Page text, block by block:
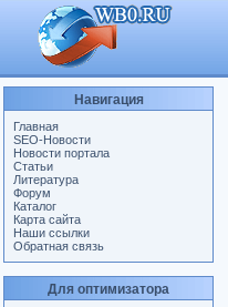
Навигация
Главная
SEO-Новости
Новости портала
Статьи
Литература
Форум
Каталог
Карта сайта
Наши ссылки
Обратная связь
Для оптимизатора